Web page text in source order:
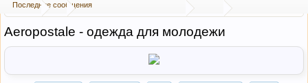
Форум ... Каталог интернет-магазинов
Aeropostale - одежда для молодежи
Последние сообщения